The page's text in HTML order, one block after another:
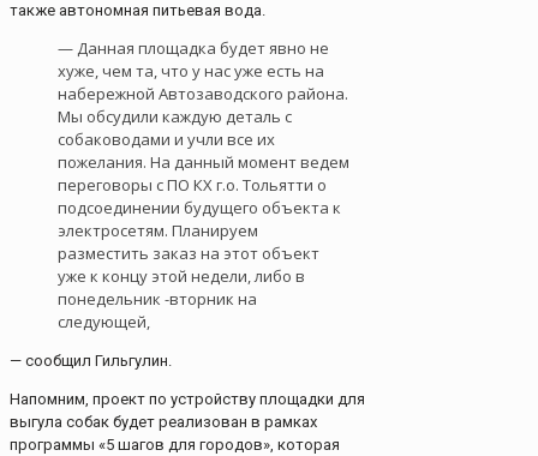
также автономная питьевая вода.
— Данная площадка будет явно не
хуже, чем та, что у нас уже есть на
набережной Автозаводского района.
Мы обсудили каждую деталь с
собаководами и учли все их
пожелания. На данный момент ведем
переговоры с ПО КХ г.о. Тольятти о
подсоединении будущего объекта к
электросетям. Планируем
разместить заказ на этот объект
уже к концу этой недели, либо в
понедельник -вторник на
следующей,
— сообщил Гильгулин.
Напомним, проект по устройству площадки для
выгула собак будет реализован в рамках
программы «5 шагов для городов», которая